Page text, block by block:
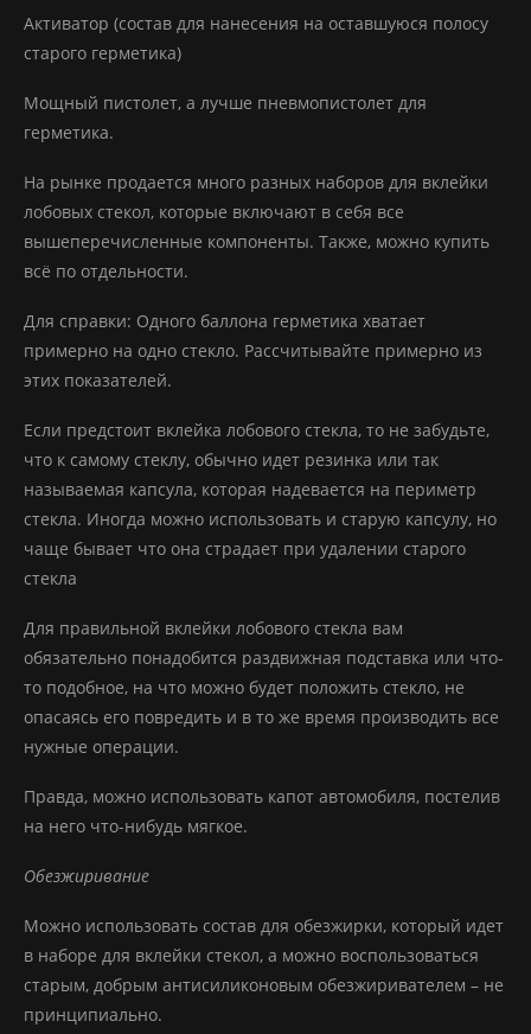
Активатор (состав для нанесения на оставшуюся полосу
старого герметика)
Мощный пистолет, а лучше пневмопистолет для
герметика.
На рынке продается много разных наборов для вклейки
лобовых стекол, которые включают в себя все
вышеперечисленные компоненты. Также, можно купить
всё по отдельности.
Для справки: Одного баллона герметика хватает
примерно на одно стекло. Рассчитывайте примерно из
этих показателей.
Если предстоит вклейка лобового стекла, то не забудьте,
что к самому стеклу, обычно идет резинка или так
называемая капсула, которая надевается на периметр
стекла. Иногда можно использовать и старую капсулу, но
чаще бывает что она страдает при удалении старого
стекла
Для правильной вклейки лобового стекла вам
обязательно понадобится раздвижная подставка или что-
то подобное, на что можно будет положить стекло, не
опасаясь его повредить и в то же время производить все
нужные операции.
Правда, можно использовать капот автомобиля, постелив
на него что-нибудь мягкое.
Обезжиривание
Можно использовать состав для обезжирки, который идет
в наборе для вклейки стекол, а можно воспользоваться
старым, добрым антисиликоновым обезжиривателем – не
принципиально.